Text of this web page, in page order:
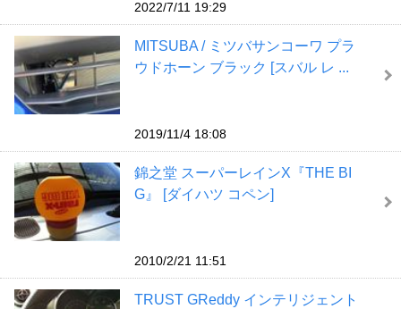
2022/7/11 19:29
MITSUBA / ミツバサンコーワ プラ
ウドホーン ブラック [スバル レ ...
2019/11/4 18:08
錦之堂 スーパーレインX『THE BI
G』 [ダイハツ コペン]
2010/2/21 11:51
TRUST GReddy インテリジェント